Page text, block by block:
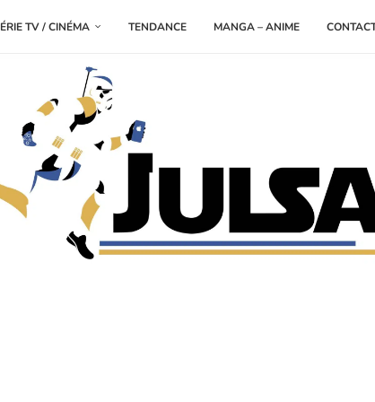
TV / CINÉMA TENDANCE MANGA – ANIME